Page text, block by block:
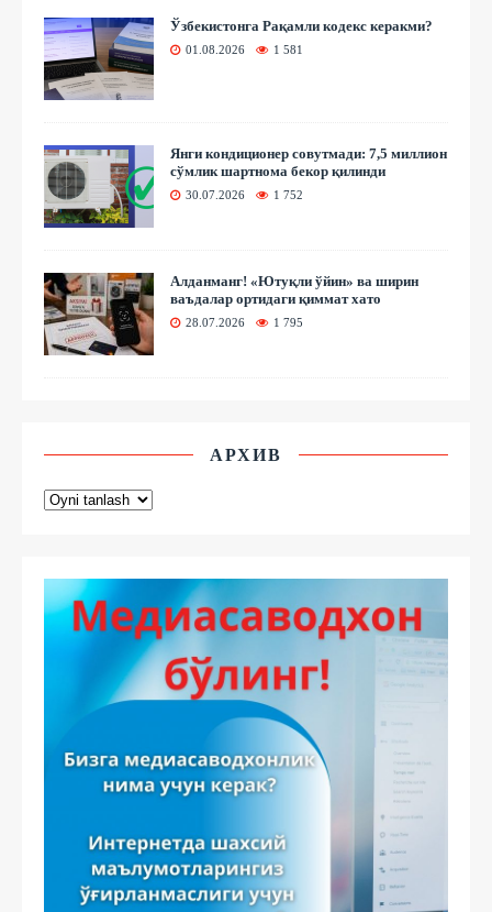
Ўзбекистонга Рақамли кодекс керакми?
01.08.2026 1 581
Янги кондиционер совутмади: 7,5 миллион
сўмлик шартнома бекор қилинди
30.07.2026 1 752
Алданманг! «Ютуқли ўйин» ва ширин
ваъдалар ортидаги қиммат хато
28.07.2026 1 795
АРХИВ